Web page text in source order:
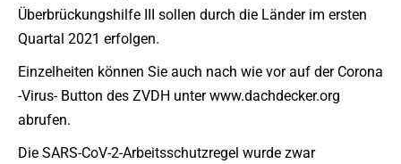
Überbrückungshilfe III sollen durch die Länder im ersten
Quartal 2021 erfolgen.
Einzelheiten können Sie auch nach wie vor auf der Corona
-Virus- Button des ZVDH unter www.dachdecker.org
abrufen.
Die SARS-CoV-2-Arbeitsschutzregel wurde zwar